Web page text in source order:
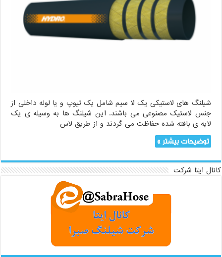
شیلنگ های لاستیکی یک لا سیم شامل یک تیوپ و یا لوله داخلی از
جنس لاستیک مصنوعی می باشند. این شیلنگ ها به وسیله ی یک
لایه ی بافته شده حفاظت می گردند و از طریق لاس
توضیحات بیشتر »
کانال ایتا شرکت